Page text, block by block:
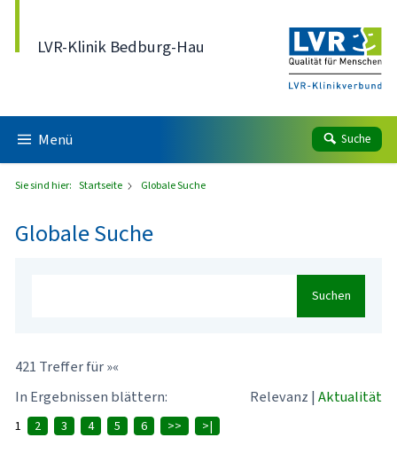
LVR-Klinik Bedburg-Hau
Menü Suche
Sie sind hier: Startseite Globale Suche
Globale Suche
Suchen
421 Treffer für »«
In Ergebnissen blättern:
Relevanz | Aktualität
1 2 3 4 5 6 >> >|